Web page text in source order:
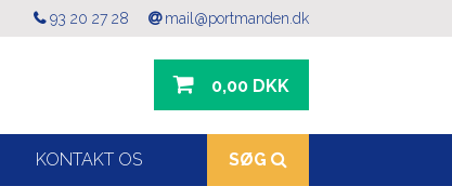
93 20 27 28 mail@portmanden.dk
0,00 DKK
KONTAKT OS SØG